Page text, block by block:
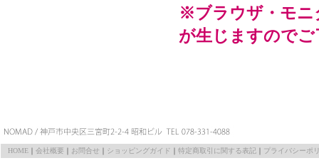
※ブラウザ・モニ
が生じますので
HOME ｜ 会社概要 ｜ お問合せ ｜ ショッピングガイド ｜ 特定商取引に関する表記 ｜ プライバシーポ